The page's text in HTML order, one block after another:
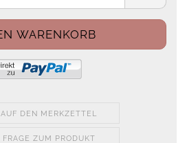
AUF DEN MERKZETTEL
FRAGE ZUM PRODUKT